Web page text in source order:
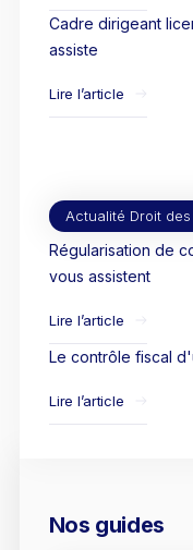
Cadre dirigeant
assiste
Lire l’article
Actualité Droit
Régularisation de
vous assistent
Lire l’article
Le contrôle fiscal
Lire l’article
Nos guides